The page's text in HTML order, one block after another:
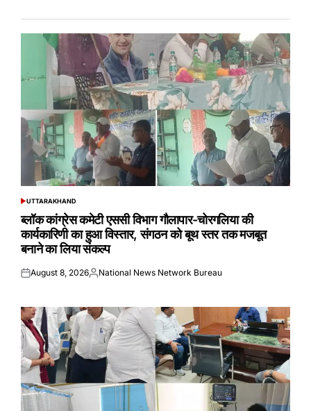
POSTED
UTTARAKHAND
ब्लॉक कांग्रेस कमेटी एससी विभाग गौलापार-चोरगलिया की
कार्यकारिणी का हुआ विस्तार, संगठन को बूथ स्तर तक मजबूत
बनाने का लिया संकल्प
Posted
August 8, 2026Posted
National News Network Bureau